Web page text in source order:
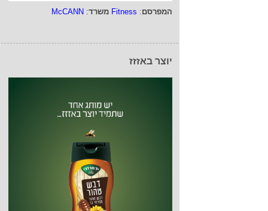
המפרסם:
Fitness משרד:
McCANN
יוצר באזזז